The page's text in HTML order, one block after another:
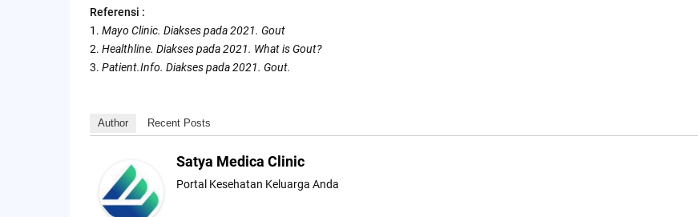
Referensi :
1. Mayo Clinic. Diakses pada 2021. Gout
2. Healthline. Diakses pada 2021. What is Gout?
3. Patient.Info. Diakses pada 2021. Gout.
Author Recent Posts
Satya Medica Clinic
Portal Kesehatan Keluarga Anda